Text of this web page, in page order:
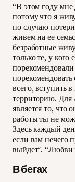
“В этом году
потому что я
по случаю
живем на ее
безработные
только те, у кого
всего, вступить
территорию.
является то, что
работы ты не
Здесь каждый
если вам нечего
выйдет". “Любви
В бегах